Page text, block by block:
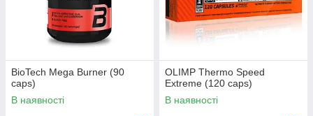
BioTech Mega Burner (90
caps)
В наявності
OLIMP Thermo Speed
Extreme (120 caps)
В наявності